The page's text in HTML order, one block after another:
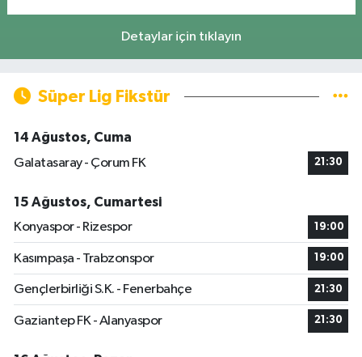
Detaylar için tıklayın
Süper Lig Fikstür
14 Ağustos, Cuma
Galatasaray - Çorum FK
21:30
15 Ağustos, Cumartesi
Konyaspor - Rizespor
19:00
Kasımpaşa - Trabzonspor 19:00
Gençlerbirliği S.K. - Fenerbahçe 21:30
Gaziantep FK - Alanyaspor 21:30